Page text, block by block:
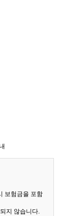
보험금을 포함
지 않습니다.